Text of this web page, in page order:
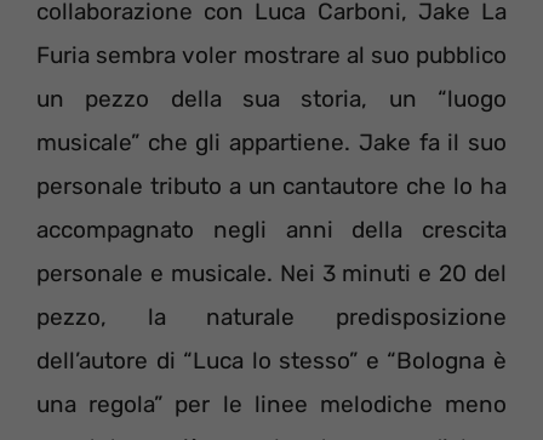
collaborazione con Luca Carboni, Jake La
Furia sembra voler mostrare al suo pubblico
un pezzo della sua storia, un “luogo
musicale” che gli appartiene. Jake fa il suo
personale tributo a un cantautore che lo ha
accompagnato negli anni della crescita
personale e musicale. Nei 3 minuti e 20 del
pezzo, la naturale predisposizione
dell’autore di “Luca lo stesso” e “Bologna è
una regola” per le linee melodiche meno